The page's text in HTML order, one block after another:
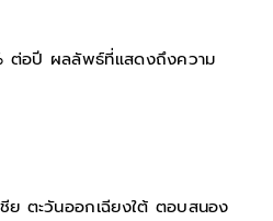
ต่อปี ผลลัพธ์ที่แสดงถึงความ
ย ตะวันออกเฉียงใต้ ตอบสนอง